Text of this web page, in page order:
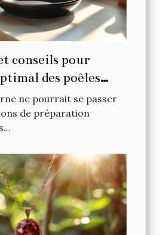
conseils pour
des poêles
ne pourrait se passer
de préparation